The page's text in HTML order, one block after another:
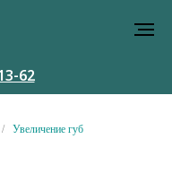
62
/ Увеличение губ